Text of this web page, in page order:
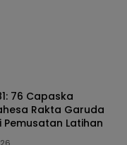
76 Capaska
Rakta Garuda
Pemusatan Latihan